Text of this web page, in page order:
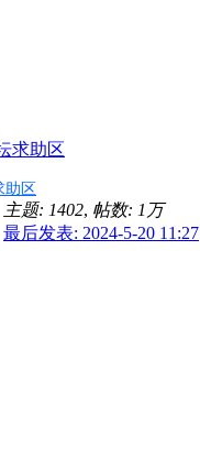
助区
主题: 1402, 帖数: 1万
最后发表: 2024-5-20 11:27